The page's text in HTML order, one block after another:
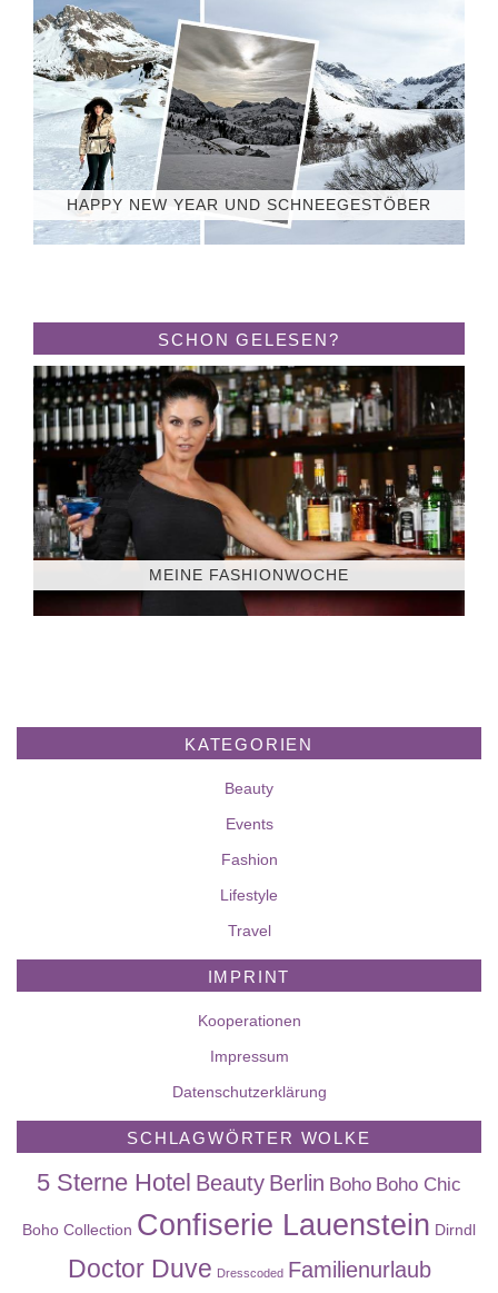
HAPPY NEW YEAR UND SCHNEEGESTÖBER
SCHON GELESEN?
MEINE FASHIONWOCHE
KATEGORIEN
Beauty
Events
Fashion
Lifestyle
Travel
IMPRINT
Kooperationen
Impressum
Datenschutzerklärung
SCHLAGWÖRTER WOLKE
5 Sterne Hotel Beauty Berlin Boho Boho Chic
Boho Collection Confiserie Lauenstein Dirndl
Doctor Duve Dresscoded Familienurlaub